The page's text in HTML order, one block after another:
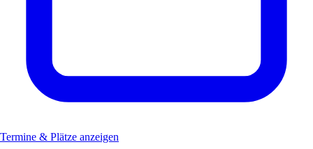
Termine & Plätze anzeigen